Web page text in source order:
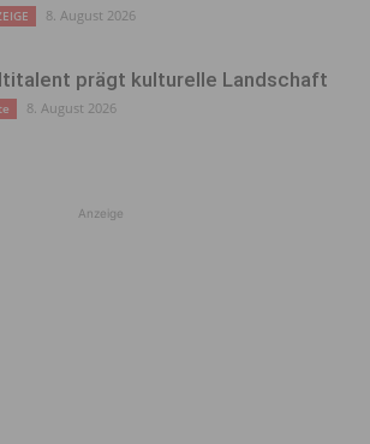
8. August 2026
prägt kulturelle Landschaft
8. August 2026
Anzeige